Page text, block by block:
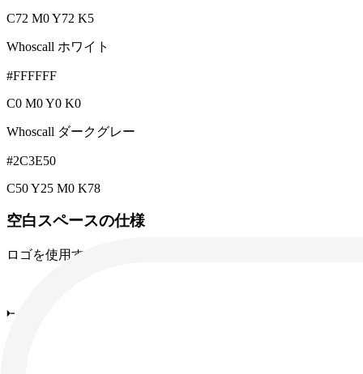
C72 M0 Y72 K5
Whoscall ホワイト
#FFFFFF
C0 M0 Y0 K0
Whoscall ダークグレー
#2C3E50
C50 Y25 M0 K78
空白スペースの仕様
ロゴを使用する際は、下記の仕様をご参照ください。 ロゴ